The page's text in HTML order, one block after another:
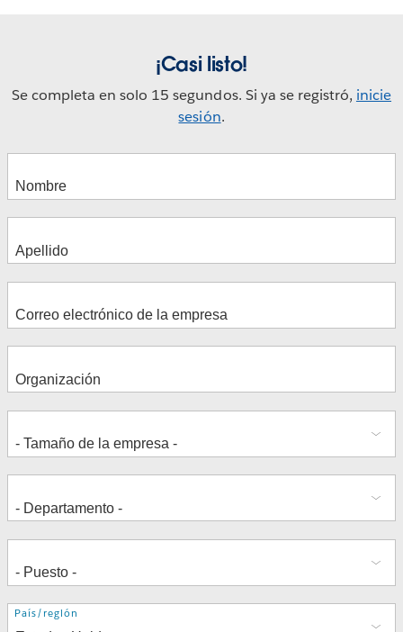
¡Casi listo!
Se completa en solo 15 segundos. Si ya se registró, inicie
sesión.
Dirección
País/región